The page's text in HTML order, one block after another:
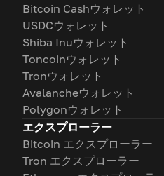
Bitcoin Cashウォレット
USDCウォレット
Shiba Inuウォレット
Toncoinウォレット
Tronウォレット
Avalancheウォレット
Polygonウォレット
エクスプローラー
Bitcoin エクスプローラー
Tron エクスプローラー